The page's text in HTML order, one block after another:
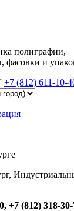
полиграфии,
фасовки и
+7 (812) 611-10-
+7 (812) 318-